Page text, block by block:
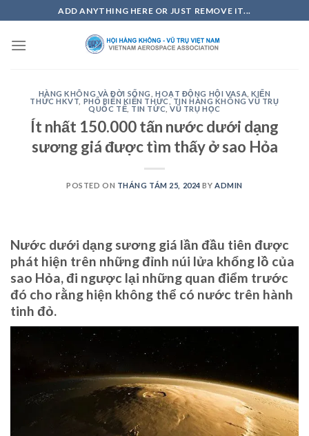
to
content
ADD ANYTHING HERE OR JUST REMOVE IT...
HÀNG KHÔNG VÀ ĐỜI SỐNG HOẠT ĐỘNG HỘI VASA ,KIẾN
THỨC HKVT PHỔ BIẾN KIẾN THỨC , TIN HÀNG KHÔNG VŨ TRỤ
QUỐC TẾ TIN TỨC ,VŨ TRỤ HỌC
Ít nhất 150.000 tấn nước dưới dạng
sương giá được tìm thấy ở sao Hỏa
POSTED ON THÁNG TÁM 25, 2024 BY ADMIN
Nước dưới dạng sương giá lần đầu tiên được
phát hiện trên những đỉnh núi lửa khổng lồ của
sao Hỏa, đi ngược lại những quan điểm trước
đó cho rằng hiện không thể có nước trên hành
tinh đỏ.